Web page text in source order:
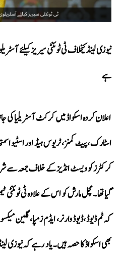
نیوزی لینڈ کیخلاف ٹی ٹوئنٹی سیریز کیلئے
ہے
اعلان کردہ اسکواڈ میں کرکٹ آسٹریلیا کی
اسٹارک ،پیٹ کمنز، ٹریوس ہیڈ اور اسٹیو
کرکٹرز کو ویسٹ انڈیز کے خلاف جمعہ سے
گیا تھا۔ مچل مارش کو اس کے علاوہ ٹی ٹوئنٹی
کہ ٹم ڈیوڈ ،ڈیوڈ وارنر، ایڈم زمپا، گلین